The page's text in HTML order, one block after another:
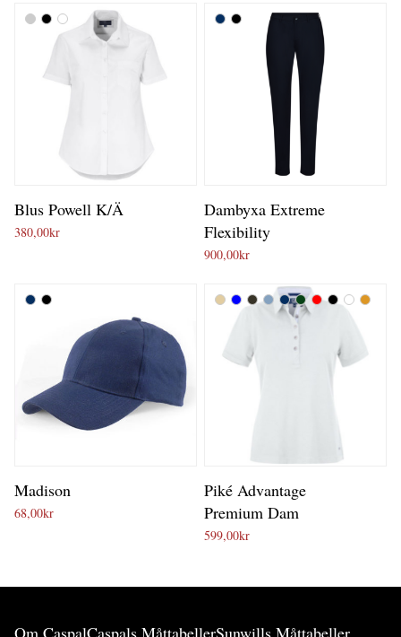
Blus Powell K/Ä
380,00kr
Dambyxa Extreme
Flexibility
900,00kr
Madison
68,00kr
Piké Advantage
Premium Dam
599,00kr
Om CaspalCaspals MåttabellerSunwills Måttabeller